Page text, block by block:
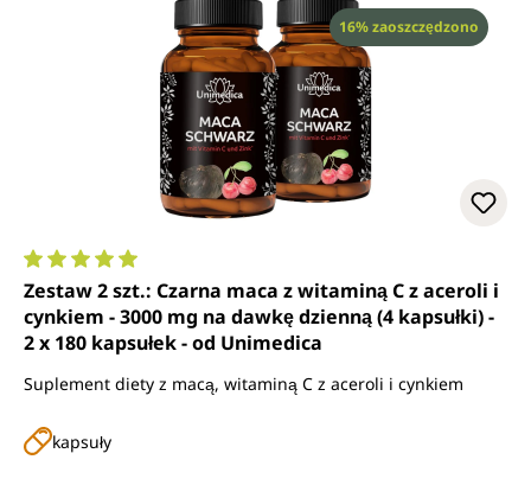
Rabat
16% zaoszczędzono
Średnia ocena 5 z 5 gwiazdek
Zestaw 2 szt.: Czarna maca z witaminą C z aceroli i
cynkiem - 3000 mg na dawkę dzienną (4 kapsułki) -
2 x 180 kapsułek - od Unimedica
Suplement diety z macą, witaminą C z aceroli i cynkiem
kapsuły